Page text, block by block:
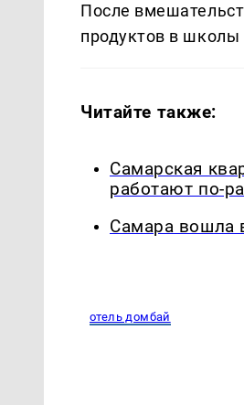
После
продуктов в школы
Читайте также:
Самарская
работают по-
Самара вошла
отель домбай